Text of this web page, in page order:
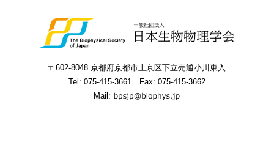
〒602-8048 京都府京都市上京区下立売通小川東入
Tel: 075-415-3661
Fax: 075-415-3662
Mail: